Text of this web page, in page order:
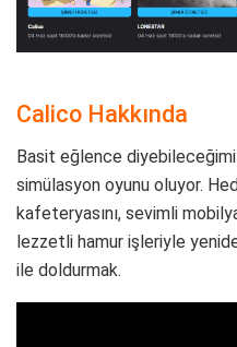
Calico Hakkında
Basit eğlence
simülasyon oyunu oluyor.
kafeteryasını, sevimli
lezzetli hamur işleriyle
ile doldurmak.